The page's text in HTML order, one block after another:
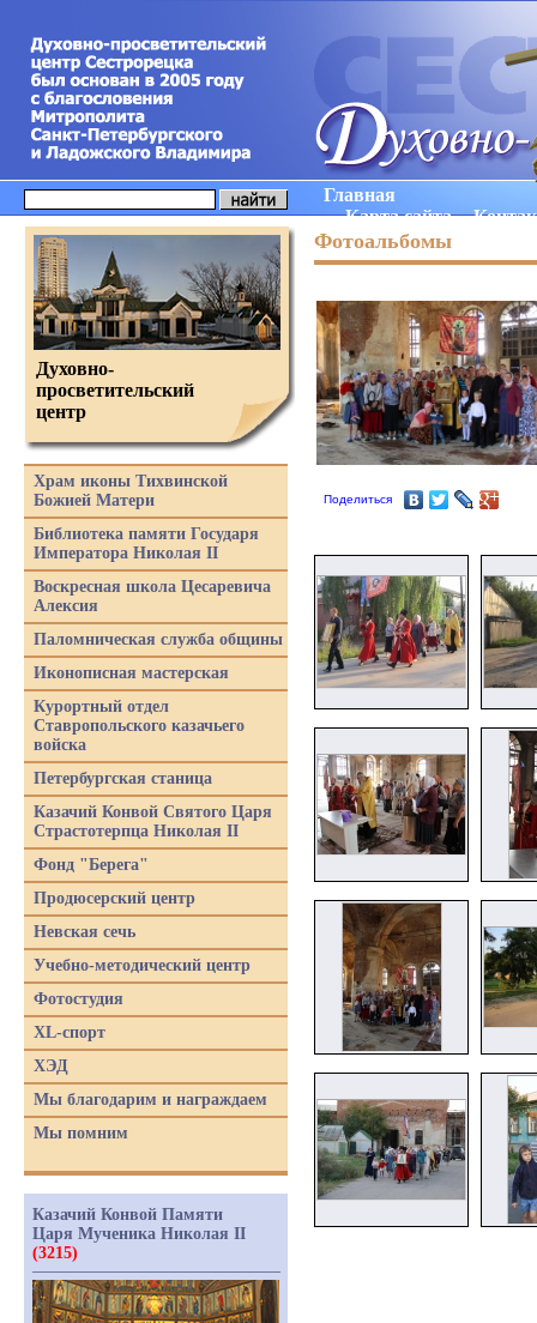
Главная
Карта сайта
Фотоальбомы
Поделиться
Духовно-
просветительский
центр
Храм иконы Тихвинской
Божией Матери
Библиотека памяти Государя
Императора Николая II
Воскресная школа Цесаревича
Алексия
Паломническая служба общины
Иконописная мастерская
Курортный отдел
Ставропольского казачьего
войска
Петербургская станица
Казачий Конвой Святого Царя
Страстотерпца Николая II
Фонд "Берега"
Продюсерский центр
Невская сечь
Учебно-методический центр
Фотостудия
XL-спорт
ХЭД
Мы благодарим и награждаем
Мы помним
Казачий Конвой Памяти
Царя Мученика Николая II
(3215)